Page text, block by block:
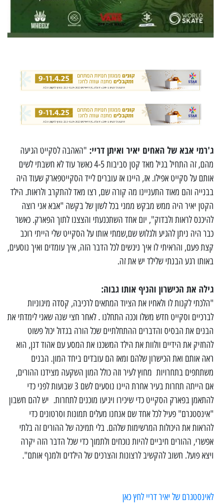
ג'רמי אבא של האחים יאיר ואיתן דריי: "האהבה לסקייט הגיעה
מהם, זה התחיל בגיל מאד קטן סביבות 4-5 כאשר עוד לא חשבתי לשים
אותם על סקייט אפילו. אז, היינו אז עוברים לייד הסקייטפארק שעוד היה
בבנייה והם מאוד התעניינו מה קורה שם, רצו מאד להתקרב ולראות. הילד
הקטן יאיר היה ממש מבקש ממני בכל לשון של בקשה "אבא אני רוצה
להיכנס לראות ולבדוק", יום אחד השתכנעתי והצצנו לתוך הפארק. כאשר
כבר היה ניתן להגיע ולגלוש שם,שמתי אותו על הסקייט שלי הייתי רוכב
קצת פעם, והראיתי לו איך ניגשים לכל הדבר הזה, איך עומדים ואיך נוסעים,
באותו רגע הבנתי שלילד יש את זה.
גילה את הכישרון והניף אותו גבוה:
"הלכתי לקנות לו ולאחיו את הציוד המתאים לרכיבה, קסדה מיגוניות
לברכיים וסקייט חדש משלו וככה התחלנו . לאחר חצי שנה שאני לימדתי את
הבנים את הבסיס והדברים ההתחלתיים שכל הורה בגדול יכול פשוט
להחזיק את הידיים וולוות את הילד המשכנו את המסע עם אהוד דנן, הוא
ראה אותם ואת הכישרון שלהם ומאז הם עובדים ביחד המון. הבנים
משתתפים בתחרויות מחוץ לעיר וזה כולל המון השקעה מצידנו ההורים,
אם הייתה תחרות בעיר אחרת היינו נוסעים לשם 3 שבועות לפני כדי
להתאמן בפארק הסקייט כדי שיכירו ויגיעו מוכנים לתחרות. יש להם חשבון
"אינסטגרם" פעיל לכל אחד שם אנחנו מעלים תמונות וסרטונים כדי
להראות את היכולות המרשימות שלהם. בלי תמיכה של ההורים זה בלתי
אפשרי, ההורים חיביים להיות נוכחים ולתמוך כדי שכל הדבר הזה יקרה
ויצא פועל. חשוב להקשיב לרצונות והצרכים של הילדים ולמנף אותם".
לאינסטגרם של יאיר דריי לחץ כאן